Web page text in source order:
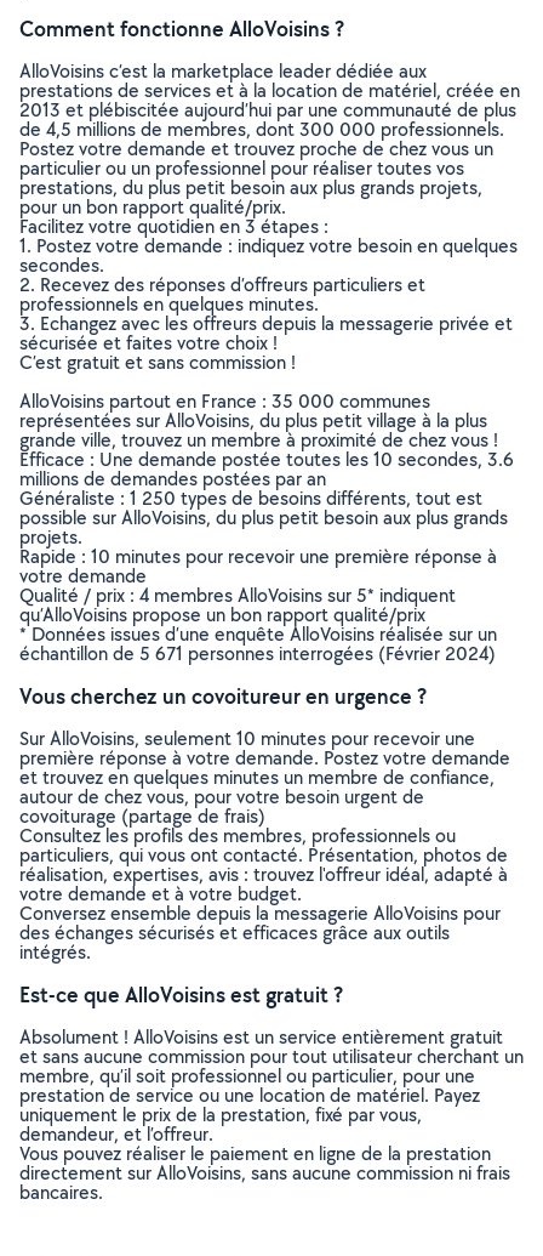
Comment fonctionne AlloVoisins ?
AlloVoisins c’est la marketplace leader dédiée aux
prestations de services et à la location de matériel, créée en
2013 et plébiscitée aujourd’hui par une communauté de plus
de 4,5 millions de membres, dont 300 000 professionnels.
Postez votre demande et trouvez proche de chez vous un
particulier ou un professionnel pour réaliser toutes vos
prestations, du plus petit besoin aux plus grands projets,
pour un bon rapport qualité/prix.
Facilitez votre quotidien en 3 étapes :
1. Postez votre demande : indiquez votre besoin en quelques
secondes.
2. Recevez des réponses d’offreurs particuliers et
professionnels en quelques minutes.
3. Echangez avec les offreurs depuis la messagerie privée et
sécurisée et faites votre choix !
C’est gratuit et sans commission !
AlloVoisins partout en France : 35 000 communes
représentées sur AlloVoisins, du plus petit village à la plus
grande ville, trouvez un membre à proximité de chez vous !
Efficace : Une demande postée toutes les 10 secondes, 3.6
millions de demandes postées par an
Généraliste : 1 250 types de besoins différents, tout est
possible sur AlloVoisins, du plus petit besoin aux plus grands
projets.
Rapide : 10 minutes pour recevoir une première réponse à
votre demande
Qualité / prix : 4 membres AlloVoisins sur 5* indiquent
qu’AlloVoisins propose un bon rapport qualité/prix
* Données issues d’une enquête AlloVoisins réalisée sur un
échantillon de 5 671 personnes interrogées (Février 2024)
Vous cherchez un covoitureur en urgence ?
Sur AlloVoisins, seulement 10 minutes pour recevoir une
première réponse à votre demande. Postez votre demande
et trouvez en quelques minutes un membre de confiance,
autour de chez vous, pour votre besoin urgent de
covoiturage (partage de frais)
Consultez les profils des membres, professionnels ou
particuliers, qui vous ont contacté. Présentation, photos de
réalisation, expertises, avis : trouvez l'offreur idéal, adapté à
votre demande et à votre budget.
Conversez ensemble depuis la messagerie AlloVoisins pour
des échanges sécurisés et efficaces grâce aux outils
intégrés.
Est-ce que AlloVoisins est gratuit ?
Absolument ! AlloVoisins est un service entièrement gratuit
et sans aucune commission pour tout utilisateur cherchant un
membre, qu’il soit professionnel ou particulier, pour une
prestation de service ou une location de matériel. Payez
uniquement le prix de la prestation, fixé par vous,
demandeur, et l’offreur.
Vous pouvez réaliser le paiement en ligne de la prestation
directement sur AlloVoisins, sans aucune commission ni frais
bancaires.